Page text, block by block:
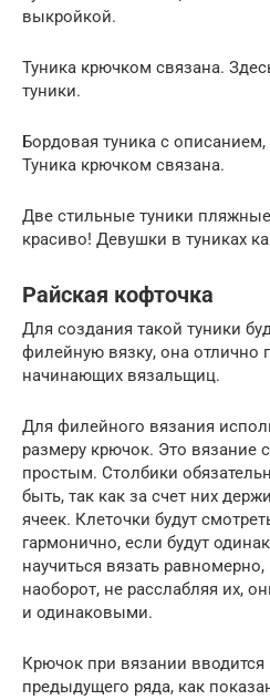
выкройкой.
Туника крючком связана.
туники.
Бордовая туника с
Туника крючком связана.
Две стильные туники
красиво! Девушки в туниках
Райская кофточка
Для создания такой туники
филейную вязку, она отлично
начинающих вязальщиц.
Для филейного вязания
размеру крючок. Это вязание
простым. Столбики
быть, так как за счет них
ячеек. Клеточки будут
гармонично, если будут
научиться вязать равномерно,
наоборот, не расслабляя их,
и одинаковыми.
Крючок при вязании
предыдущего ряда, как